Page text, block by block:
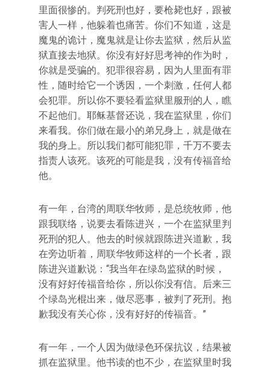
里面很惨的。判死刑也好，要枪毙也好，跟被
害人一样，他躲着也痛苦。你们不知道，这是
魔鬼的诡计，魔鬼就是让你去监狱，然后从监
狱直接去地狱。你没有好好思考神的作为时，
你就是受骗的。犯罪很容易，因为人里面有罪
性，随时给它一个诱因，一个刺激，任何人都
会犯罪。所以你不要轻看监狱里服刑的人，瞧
不起他们。耶稣基督还说，我在监狱里，你们
来看我。你们做在最小的弟兄身上，就是做在
我的身上。所以我们都可能犯罪，千万不要去
指责人该死。该死的可能是我，没有传福音给
他。
有一年，台湾的周联华牧师，是总统牧师，他
跟我联络，说要去看陈进兴，一个在监狱里判
死刑的犯人。他去的时候就跟陈进兴道歉，我
在旁边听着，周联华牧师这样的一个长者，跟
陈进兴道歉说：“我当年在绿岛监狱的时候，
没有好好传福音给你，所以你没有信。后来三
个绿岛光棍出来，做尽恶事，被判了死刑。抱
歉我没有关心你，没有好好的传福音。”
有一年，一个人因为做绿色环保抗议，结果被
抓在监狱里。他书读的也不少，在监狱里时我